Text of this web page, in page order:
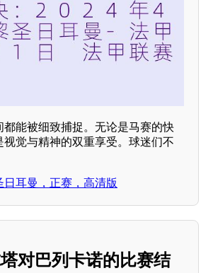
能被细致捕捉。无论是马赛的快
觉与精神的双重享受。球迷们不
耳曼，正赛，高清版
对巴列卡诺的比赛结